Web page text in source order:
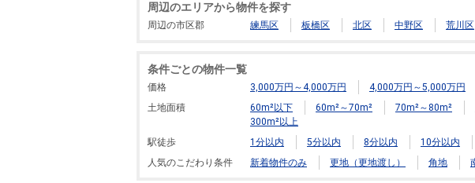
周辺のエリアから物件を探す
周辺の市区郡 練馬区 板橋区 北区 中野区 荒川区
条件ごとの物件一覧
価格 3,000万円～4,000万円 4,000万円～5,000万円
土地面積
60m²以下 60m²～70m² 70m²～80m²
300m²以上
駅徒歩
1分以内 5分以内 8分以内 10分以内
人気のこだわり条件
新着物件のみ 更地（更地渡し） 角地